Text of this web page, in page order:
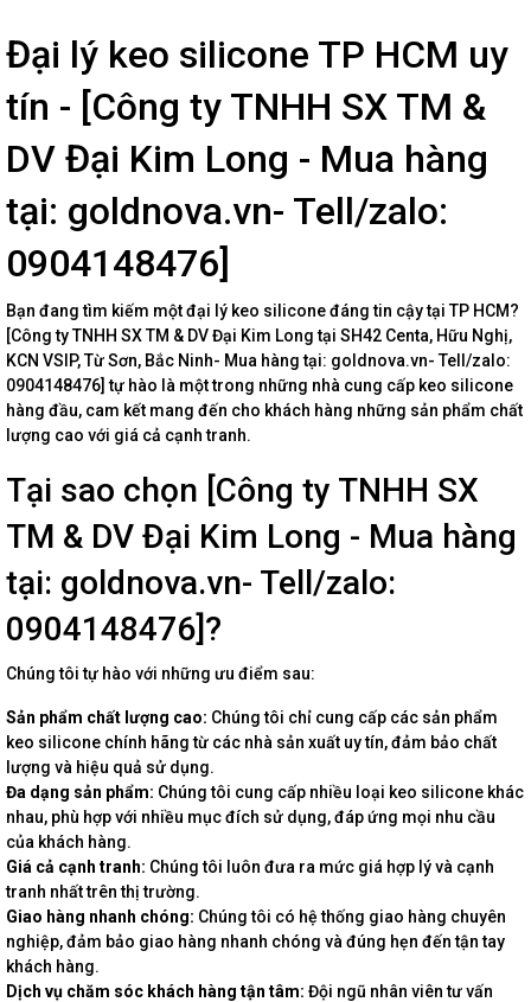
Đại lý keo silicone TP HCM uy
tín - [Công ty TNHH SX TM &
DV Đại Kim Long - Mua hàng
tại: goldnova.vn- Tell/zalo:
0904148476]
Bạn đang tìm kiếm một đại lý keo silicone đáng tin cậy tại TP HCM?
[Công ty TNHH SX TM & DV Đại Kim Long tại SH42 Centa, Hữu Nghị,
KCN VSIP, Từ Sơn, Bắc Ninh- Mua hàng tại: goldnova.vn- Tell/zalo:
0904148476] tự hào là một trong những nhà cung cấp keo silicone
hàng đầu, cam kết mang đến cho khách hàng những sản phẩm chất
lượng cao với giá cả cạnh tranh.
Tại sao chọn [Công ty TNHH SX
TM & DV Đại Kim Long - Mua hàng
tại: goldnova.vn- Tell/zalo:
0904148476]?
Chúng tôi tự hào với những ưu điểm sau:
Sản phẩm chất lượng cao: Chúng tôi chỉ cung cấp các sản phẩm
keo silicone chính hãng từ các nhà sản xuất uy tín, đảm bảo chất
lượng và hiệu quả sử dụng.
Đa dạng sản phẩm: Chúng tôi cung cấp nhiều loại keo silicone khác
nhau, phù hợp với nhiều mục đích sử dụng, đáp ứng mọi nhu cầu
của khách hàng.
Giá cả cạnh tranh: Chúng tôi luôn đưa ra mức giá hợp lý và cạnh
tranh nhất trên thị trường.
Giao hàng nhanh chóng: Chúng tôi có hệ thống giao hàng chuyên
nghiệp, đảm bảo giao hàng nhanh chóng và đúng hẹn đến tận tay
khách hàng.
Dịch vụ chăm sóc khách hàng tận tâm: Đội ngũ nhân viên tư vấn